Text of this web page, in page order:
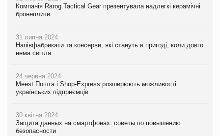
Компанія Rarog Tactical Gear презентувала надлегкі керамічні
бронеплити
31 липня 2024
Напівфабрикати та консерви, які стануть в пригоді, коли довго
нема світла
24 червня 2024
Meest Пошта і Shop-Express розширюють можливості
українських підприємців
30 квітня 2024
Защита данных на смартфонах: советы по повышению
безопасности